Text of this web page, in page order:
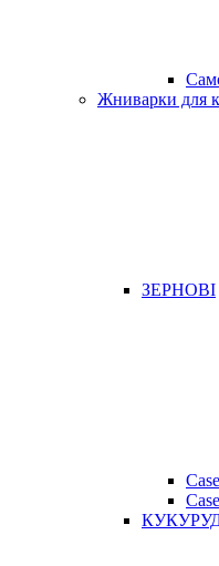
Жниварки для
ЗЕРНОВІ